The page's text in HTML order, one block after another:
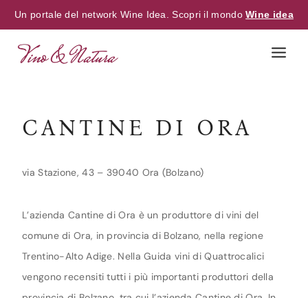
Un portale del network Wine Idea. Scopri il mondoWine idea
CANTINE DI ORA
via Stazione, 43 – 39040 Ora (Bolzano)
L’azienda Cantine di Ora è un produttore di vini del
comune di Ora, in provincia di Bolzano, nella regione
Trentino-Alto Adige. Nella Guida vini di Quattrocalici
vengono recensiti tutti i più importanti produttori della